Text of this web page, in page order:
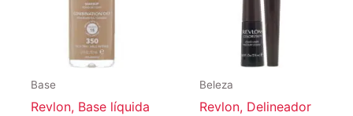
Base
Revlon, Base líquida
Beleza
Revlon, Delineador